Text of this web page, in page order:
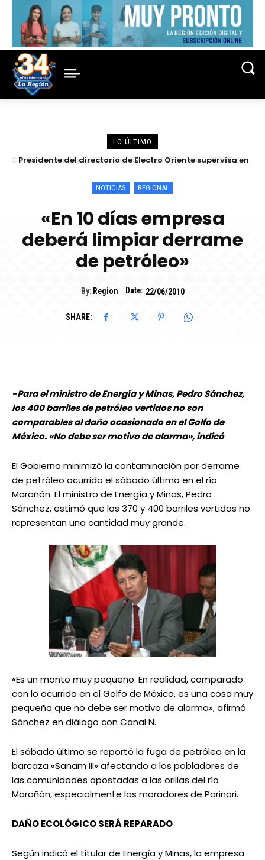
LO ÚLTIMO
Presidente del directorio de Electro Oriente supervisa en
servicio eléctrico
NOTICIAS REGIONAL
«En 10 días empresa
deberá limpiar derrame
de petróleo»
By: Region Date: 22/06/2010
SHARE:
-Para el ministro de Energía y Minas, Pedro Sánchez,
los 400 barriles de petróleo vertidos no son
comparables al daño ocasionado en el Golfo de
México. «No debe ser motivo de alarma», indicó
El Gobierno minimizó la contaminación por derrame
de petróleo ocurrido el sábado último en el río
Marañón. El ministro de Energía y Minas, Pedro
Sánchez, estimó que los 370 y 400 barriles vertidos no
representan una cantidad muy grande.
«Es un monto muy pequeño. En realidad, comparado
con lo ocurrido en el Golfo de México, es una cosa muy
pequeña que no debe ser motivo de alarma», afirmó
Sánchez en diálogo con Canal N.
El sábado último se reportó la fuga de petróleo en la
barcaza «Sanam III» afectando a los pobladores de
las comunidades apostadas a las orillas del río
Marañón, especialmente los moradores de Parinari.
DAÑO ECOLÓGICO SERÁ REPARADO
Según indicó el titular de Energía y Minas, la empresa